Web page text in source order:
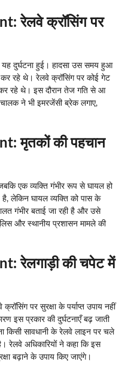
रेलवे क्रॉसिंग पर
दुर्घटना हुई। हादसा उस समय हुआ
रहे थे। रेलवे क्रॉसिंग पर कोई गेट
रहे थे। इस दौरान तेज गति से आ
ने भी इमरजेंसी ब्रेक लगाए,
मृतकों की पहचान
एक व्यक्ति गंभीर रूप से घायल हो
लेकिन घायल व्यक्ति को पास के
गंभीर बताई जा रही है और उसे
और स्थानीय प्रशासन मामले की
रेलगाड़ी की चपेट में
पर सुरक्षा के पर्याप्त उपाय नहीं
इस प्रकार की दुर्घटनाएँ बढ़ जाती
किसी सावधानी के रेलवे लाइन पर चले
रेलवे अधिकारियों ने कहा कि इस
बढ़ाने के उपाय किए जाएंगे।